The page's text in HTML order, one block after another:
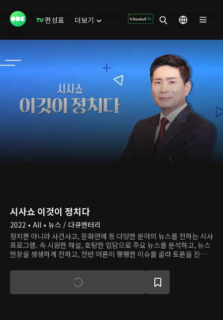
편성표 더보기
시사쇼 이것이 정치다
2022 • All • 뉴스 / 다큐멘터리
정치뿐 아니라 사건사고, 문화연예 등 다양한 분야의 뉴스를 전하는 시사
프로그램. 속 시원한 해설, 호탕한 입담으로 주요 뉴스를 분석하고, 뉴스
현장을 생생하게 전하고, 찬반 여론이 팽팽한 이슈를 골라 토론을 진행하